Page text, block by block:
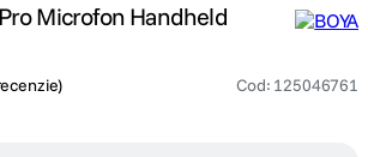
Microfon Handheld
) Cod: 125046761